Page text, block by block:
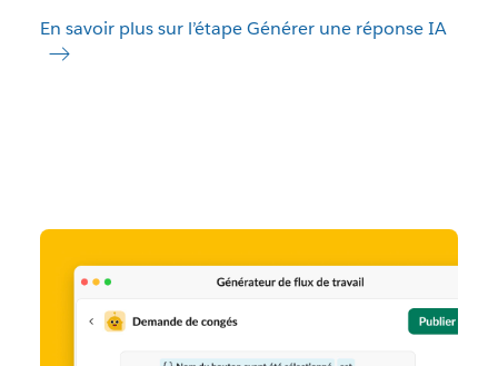
En savoir plus sur l’étape Générer une réponse IA